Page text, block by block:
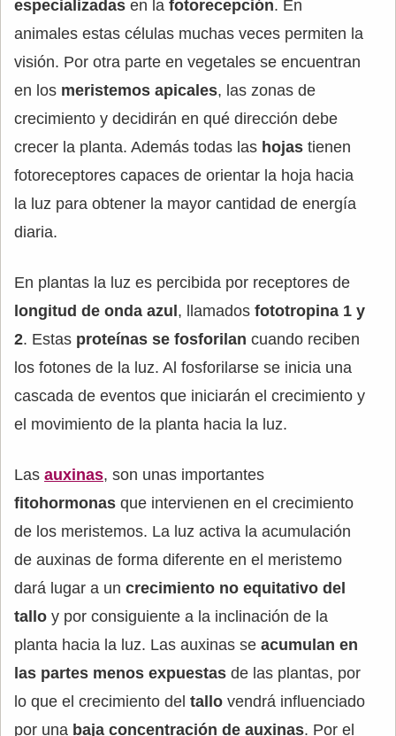
especializadas en la fotorecepción. En
animales estas células muchas veces permiten la
visión. Por otra parte en vegetales se encuentran
en los meristemos apicales, las zonas de
crecimiento y decidirán en qué dirección debe
crecer la planta. Además todas las hojas tienen
fotoreceptores capaces de orientar la hoja hacia
la luz para obtener la mayor cantidad de energía
diaria.
En plantas la luz es percibida por receptores de
longitud de onda azul , llamados fototropina 1 y
2. Estas proteínas se fosforilan cuando reciben
los fotones de la luz. Al fosforilarse se inicia una
cascada de eventos que iniciarán el crecimiento y
el movimiento de la planta hacia la luz.
Las auxinas, son unas importantes
fitohormonas que intervienen en el crecimiento
de los meristemos. La luz activa la acumulación
de auxinas de forma diferente en el meristemo
dará lugar a un crecimiento no equitativo del
tallo y por consiguiente a la inclinación de la
planta hacia la luz. Las auxinas se acumulan en
las partes menos expuestas de las plantas, por
lo que el crecimiento del tallo vendrá influenciado
por una baja concentración de auxinas. Por el